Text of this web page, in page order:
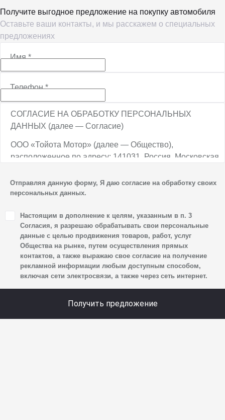
Получите выгодное предложение на покупку автомобиля
Оставьте ваши контакты, и мы расскажем о специальных
предложениях
Имя*
Телефон*
СОГЛАСИЕ НА ОБРАБОТКУ ПЕРСОНАЛЬНЫХ
ДАННЫХ (далее — Согласие)
ООО «Тойота Мотор» (далее — Общество),
расположенное по адресу: 141031, Россия, Московская
ТПЗ «Алтуфьево», вл. 5, стр. 1, является оператором
персональных данных.
1. Настоящим я даю согласие Обществу на обработку
своих персональных данных, а именно: имени, отчества,
фамилии, контактных данных (включая номер телефона
и адрес электронной почты), адреса, сведений
о впечатлениях, интересах, предпочтениях
к автомобилю(-ям) и товарам/услугам, IP-адреса,
сайта, уникального идентификатора посетителя сайта,
предпочтительного времени и способа для контакта,
Отправляя данную форму, Я даю согласие на обработку своих
персональных данных.
Настоящим в дополнение к целям, указанным в п. 3
Согласия, я разрешаю обрабатывать свои персональные
данные с целью продвижения товаров, работ, услуг
Общества на рынке, путем осуществления прямых
контактов, а также выражаю свое согласие на получение
рекламной информации любым доступным способом,
включая сети электросвязи, а также через сеть интернет.
Получить предложение